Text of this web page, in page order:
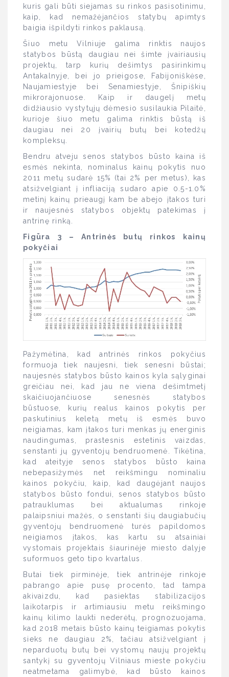
kuris gali būti siejamas su rinkos pasisotinimu,
kaip, kad nemažėjančios statybų apimtys
baigia išpildyti rinkos paklausą.
Šiuo metu Vilniuje galima rinktis naujos
statybos būstą daugiau nei šimte įvairiausių
projektų, tarp kurių dešimtys pasirinkimų
Antakalnyje, bei jo prieigose, Fabijoniškėse,
Naujamiestyje bei Senamiestyje, Šnipiškių
mikrorajonuose. Kaip ir daugelį metų
didžiausio vystytųjų dėmesio susilaukia Pilaitė,
kurioje šiuo metu galima rinktis būstą iš
daugiau nei 20 įvairių butų bei kotedžų
kompleksų.
Bendru atveju senos statybos būsto kaina iš
esmės nekinta, nominalus kainų pokytis nuo
2011 metų sudarė 15% (tai 2% per metus), kas
atsižvelgiant į infliaciją sudaro apie 0.5-1.0%
metinį kainų prieaugį kam be abejo įtakos turi
ir naujesnės statybos objektų patekimas į
antrinę rinką.
Figūra 3 – Antrinės butų rinkos kainų
pokyčiai
Pažymėtina, kad antrinės rinkos pokyčius
formuoja tiek naujesni, tiek senesni būstai;
naujesnės statybos būsto kainos kyla sąlyginai
greičiau nei, kad jau ne viena dešimtmetį
skaičiuojančiuose senesnės statybos
būstuose, kurių realus kainos pokytis per
paskutinius keletą metų iš esmės buvo
neigiamas, kam įtakos turi menkas jų energinis
naudingumas, prastesnis estetinis vaizdas,
senstanti jų gyventojų bendruomenė. Tikėtina,
kad ateityje senos statybos būsto kaina
nebepasižymės net reikšmingu nominaliu
kainos pokyčiu, kaip, kad daugėjant naujos
statybos būsto fondui, senos statybos būsto
patrauklumas bei aktualumas rinkoje
palaipsniui mažės, o senstanti šių daugiabučių
gyventojų bendruomenė turės papildomos
neigiamos įtakos, kas kartu su atsainiai
vystomais projektais šiaurinėje miesto dalyje
suformuos geto tipo kvartalus.
Butai tiek pirminėje, tiek antrinėje rinkoje
pabrango apie pusę procento, tad tampa
akivaizdu, kad pasiektas stabilizacijos
laikotarpis ir artimiausiu metu reikšmingo
kainų kilimo laukti nederėtų, prognozuojama,
kad 2018 metais būsto kainų teigiamas pokytis
sieks ne daugiau 2%, tačiau atsižvelgiant į
neparduotų butų bei vystomų naujų projektų
santykį su gyventojų Vilniaus mieste pokyčiu
neatmetama galimybė, kad būsto kainos